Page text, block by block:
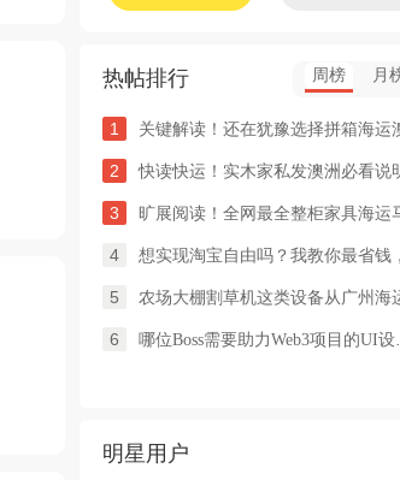
热帖排行 周榜 月
1 关键解读！还在犹豫选择拼箱海运澳洲or整柜海运悉尼墨尔本的
2 快读快运！实木家私发澳洲必看说明这类家具熏蒸杀毒再可海运布
3 旷展阅读！全网最全整柜家具海运马来西亚怡保的保姆式海运攻
4 想实现淘宝自由吗？我教你最省钱，最方便的方法
5 农场大棚割草机这类设备从广州海运到澳洲堪培拉过海关需要提
6 哪位Boss需要助力Web3项目的UI设计，或qian
明星用户